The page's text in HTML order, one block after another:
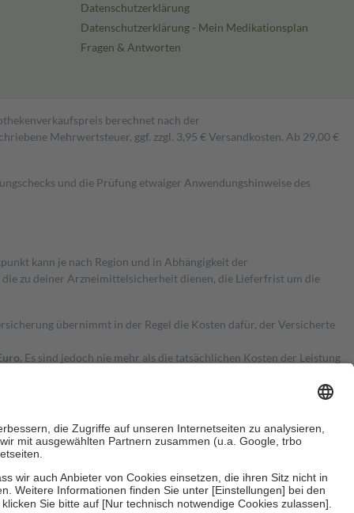
Datenschutzerklärung
Datenschutzerklärung - Mein Medikationsplan
Fragen & Antworten
berechnet nach der
Mehrwertsteuer, ggf. zzgl. 3,95 € Versandkosten. Ab 29,00 €
und die Prüfung etwaiger Anwendungshinweise des
kann je nach Region und in Abhängigkeit der
zu deiner Arzneimittelsicherheit dienen, die Lieferfrist um die
übernimmt in der Regel die Kosten dafür, der Versicherte
Es sind jedoch nie mehr als die tatsächlichen Kosten der Leistung
Zuzahlungen an bei: